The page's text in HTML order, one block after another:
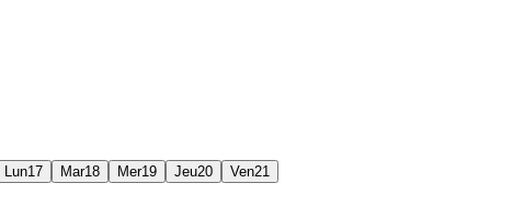
Lun17 Mar18 Mer19 Jeu20 Ven21